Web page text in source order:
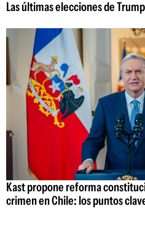
Las últimas elecciones de Trump
Kast propone reforma
crimen en Chile: los puntos